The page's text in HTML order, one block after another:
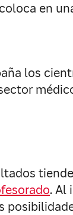
en
los
. Al